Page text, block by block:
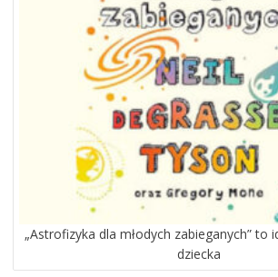
„Astrofizyka dla młodych zabieganych” to
dziecka